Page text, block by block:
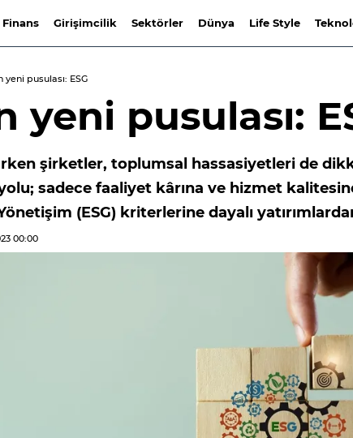
Finans Girişimcilik Sektörler Dünya Life Style
pusulası: ESG
yeni pusulası:
şirketler, toplumsal hassasiyetleri de
sadece faaliyet kârına ve hizmet
(ESG) kriterlerine dayalı
00:00